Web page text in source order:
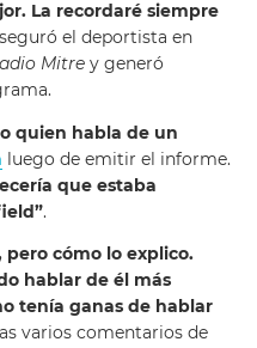
La recordaré siempre
el deportista en
Mitre y generó
quien habla de un
luego de emitir el informe.
que estaba
.
pero cómo lo explico.
hablar de él más
tenía ganas de hablar
varios comentarios de